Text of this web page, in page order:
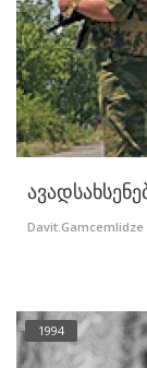
Davit.Gamcemlidze
1994